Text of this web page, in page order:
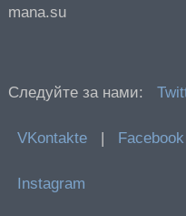
mana.su
Следуйте за нами:
VKontakte | Facebook
Instagram